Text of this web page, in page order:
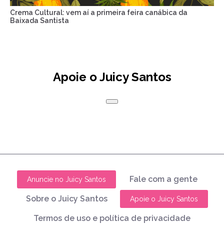
Crema Cultural: vem aí a primeira feira canábica da
Baixada Santista
Apoie o Juicy Santos
Anuncie no Juicy Santos Fale com a gente
Sobre o Juicy Santos Apoie o Juicy Santos
Termos de uso e política de privacidade